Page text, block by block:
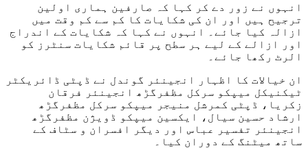
انہوں نے زور دے کر کہا کہ صارفین ہماری اولین
ترجیح ہیں اور ان کی شکایات کا کم سے کم وقت میں
ازالہ کیا جائے۔ انہوں نے کہا کہ شکایات کے اندراج
اور ازالے کے لیے ہر سطح پر قائم شکایات سنٹرز کو
الرٹ رکھا جائے۔
ان خیالات کا اظہار انجینئر گوندل نے ڈپٹی ڈائریکٹر
ٹیکنیکل میپکو سرکل مظفرگڑھ انجینئر فرقان
زکریا، ڈپٹی کمرشل منیجر میپکو سرکل مظفرگڑھ
ارشاد حسین سیال، ایکسین میپکو ڈویژن مظفرگڑھ
انجینئر تفسیر عباس اور دیگر افسران و سٹاف کے
ساتھ میٹنگ کے دوران کیا۔